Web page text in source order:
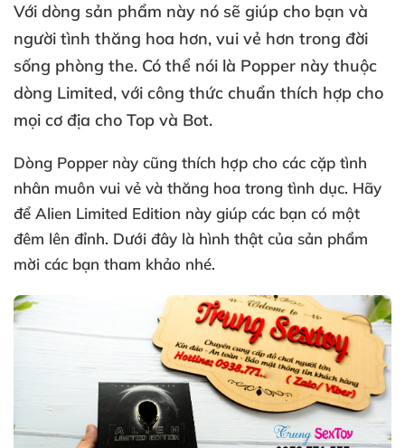
Với dòng sản phẩm này nó sẽ giúp cho bạn và
người tình thăng hoa hơn, vui vẻ hơn trong đời
sống phòng the. Có thể nói là Popper này thuộc
dòng Limited, với công thức chuẩn thích hợp cho
mọi cơ địa cho Top và Bot.
Dòng Popper này cũng thích hợp cho các cặp tình
nhân muôn vui vẻ và thăng hoa trong tình dục. Hãy
để Alien Limited Edition này giúp các bạn có một
đêm lên đỉnh. Dưới đây là hình thật của sản phẩm
mời các bạn tham khảo nhé.